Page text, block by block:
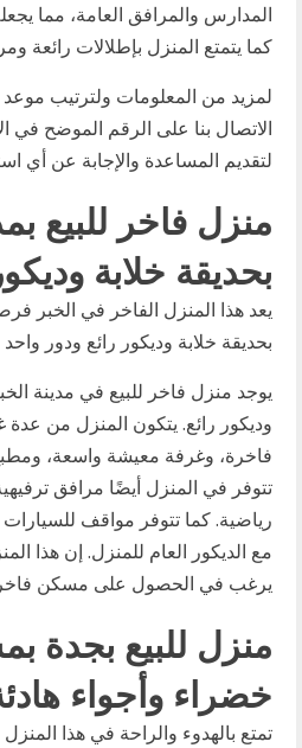
المدارس والمرافق العامة، مما
كما يتمتع المنزل بإطلالات رائعة
لمزيد من المعلومات ولترتيب موعد
الاتصال بنا على الرقم الموضح في
لتقديم المساعدة والإجابة عن أي
منزل فاخر للبيع
بحديقة خلابة
يعد هذا المنزل الفاخر في الخبر
بحديقة خلابة وديكور رائع ودور
يوجد منزل فاخر للبيع في مدينة
وديكور رائع. يتكون المنزل من
فاخرة، وغرفة معيشة واسعة،
تتوفر في المنزل أيضًا مرافق
رياضية. كما تتوفر مواقف
مع الديكور العام للمنزل. إن هذا
يرغب في الحصول على مسكن فاخر
منزل للبيع بجدة
خضراء وأجواء
تمتع بالهدوء والراحة في هذا